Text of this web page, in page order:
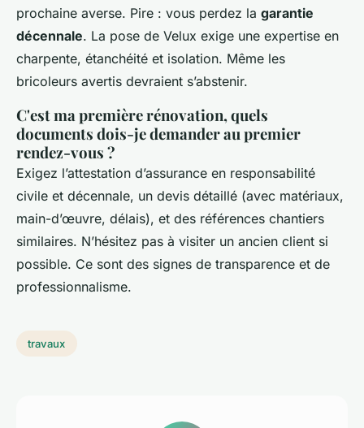
prochaine averse. Pire : vous perdez la garantie
décennale. La pose de Velux exige une expertise en
charpente, étanchéité et isolation. Même les
bricoleurs avertis devraient s’abstenir.
C'est ma première rénovation, quels
documents dois-je demander au premier
rendez-vous ?
Exigez l’attestation d’assurance en responsabilité
civile et décennale, un devis détaillé (avec matériaux,
main-d’œuvre, délais), et des références chantiers
similaires. N’hésitez pas à visiter un ancien client si
possible. Ce sont des signes de transparence et de
professionnalisme.
travaux